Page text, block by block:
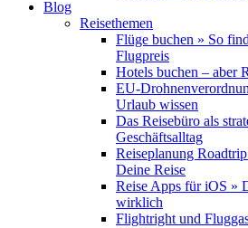
Blog
Reisethemen
Flüge buchen » So
Flugpreis
Hotels buchen –
EU-
Urlaub wissen
Das Reisebüro als
Geschäftsalltag
Reiseplanung
Deine Reise
Reise Apps für iOS »
wirklich
Flightright und